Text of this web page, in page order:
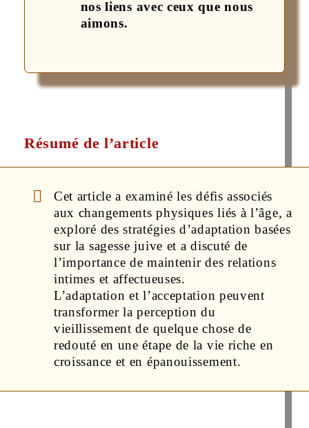
nos liens avec ceux que nous
aimons.
Résumé de l’article
Cet article a examiné les défis associés
aux changements physiques liés à l’âge, a
exploré des stratégies d’adaptation basées
sur la sagesse juive et a discuté de
l’importance de maintenir des relations
intimes et affectueuses.
L’adaptation et l’acceptation peuvent
transformer la perception du
vieillissement de quelque chose de
redouté en une étape de la vie riche en
croissance et en épanouissement.